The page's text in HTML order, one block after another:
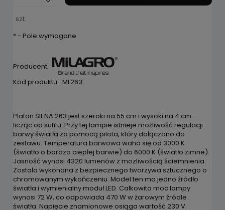
szt.
*- Pole wymagane
Producent:
Kod produktu: ML263
Plafon SIENA 263 jest szeroki na 55 cm i wysoki na 4 cm -
licząc od sufitu. Przy tej lampie istnieje możliwość regulacji
barwy światła za pomocą pilota, który dołączono do
zestawu. Temperatura barwowa waha się od 3000 K
(światło o bardzo ciepłej barwie) do 6000 K (światło zimne).
Jasność wynosi 4320 lumenów z mozliwością ściemnienia.
Została wykonana z bezpiecznego tworzywa sztucznego o
chromowanym wykończeniu. Model ten ma jedno źródło
światła i wymienialny moduł LED. Całkowita moc lampy
wynosi 72 W, co odpowiada 470 W w żarowym źródle
światła. Napięcie znamionowe osiąga wartość 230 V.